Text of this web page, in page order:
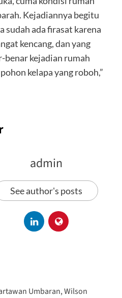
Kejadiannya begitu
sudah ada firasat karena
kencang, dan yang
benar kejadian rumah
kelapa yang roboh,”
admin
See author's posts
Umbaran, Wilson